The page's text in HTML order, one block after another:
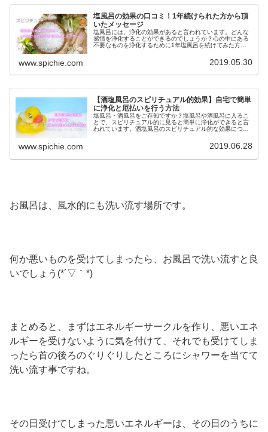
塩風呂の効果の口コミ！1年続けられた方から頂
いたメッセージ
塩風呂には、浄化の効果があると言われています。どんな
感情を浄化することができるのでしょうか？心の中にある
不要なものを浄化するために1年塩風呂を続けてみた方の
www.spichie.com 2019.05.30
【酒塩風呂のスピリチュアル的効果】自宅で簡単
に浄化と厄払いを行う方法
塩風呂・酒風呂をご存知ですか？塩風呂や酒風呂に入るこ
とで、スピリチュアル的に見ると簡単に浄化ができると言
われています。酒塩風呂のスピリチュアル的な効果につい
www.spichie.com 2019.06.28
お風呂は、風水的にも洗い流す場所です。
何か悪いものを受けてしまったら、お風呂で洗い流すと良
いでしょう(*´▽｀*)
まとめると、まずはエネルギーサークルを作り、悪いエネ
ルギーを受けないように気を付けて、それでも受けてしま
ったら首の後ろのぐりぐりしたところにシャワーを当てて
洗い流す事ですね。
その日受けてしまった悪いエネルギーは、その日のうちに